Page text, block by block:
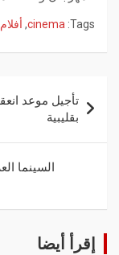
Tags:
cinema
, أفلام
بقليبية
السينما
إقرأ أيضا